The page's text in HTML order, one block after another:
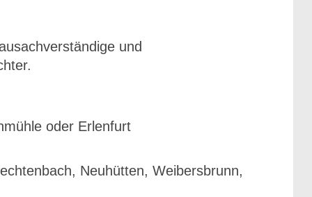
und
oder Erlenfurt
Neuhütten, Weibersbrunn,